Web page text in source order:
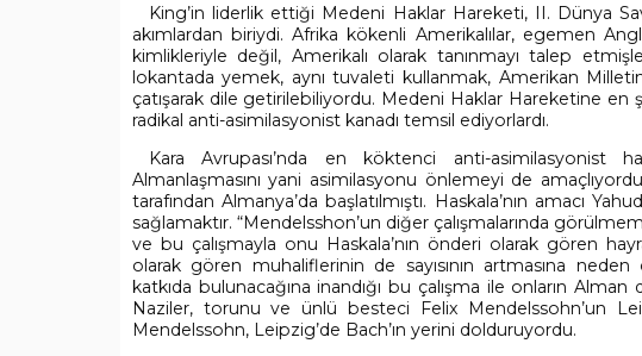
King’in liderlik ettiği Medeni Haklar Hareketi, II. Dünya
akımlardan biriydi. Afrika kökenli Amerikalılar, egemen
kimlikleriyle değil, Amerikalı olarak tanınmayı talep
lokantada yemek, aynı tuvaleti kullanmak, Amerikan
çatışarak dile getirilebiliyordu. Medeni Haklar Hareketine en
radikal anti-asimilasyonist kanadı temsil ediyorlardı.
Kara Avrupası’nda en köktenci anti-asimilasyonist
Almanlaşmasını yani asimilasyonu önlemeyi de
tarafından Almanya’da başlatılmıştı. Haskala’nın amacı
sağlamaktır. “Mendelsshon’un diğer çalışmalarında
ve bu çalışmayla onu Haskala’nın önderi olarak gören
olarak gören muhaliflerinin de sayısının artmasına
katkıda bulunacağına inandığı bu çalışma ile onların
Naziler, torunu ve ünlü besteci Felix Mendelssohn’un
Mendelssohn, Leipzig’de Bach’ın yerini dolduruyordu.